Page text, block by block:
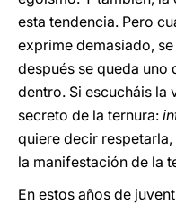
esta tendencia. Pero
exprime demasiado,
después se queda
dentro. Si escucháis la
secreto de la ternura:
quiere decir
la manifestación de la
En estos años de